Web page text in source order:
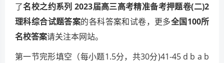
了名校之约系列 2023届高三高考精准备考押题卷(二)2
理科综合试题答案的各科答案和试卷，更多全国100所
名校答案请关注本网站。
第一节完形填空（每小题1.5分，共30分)41-45 d b a b